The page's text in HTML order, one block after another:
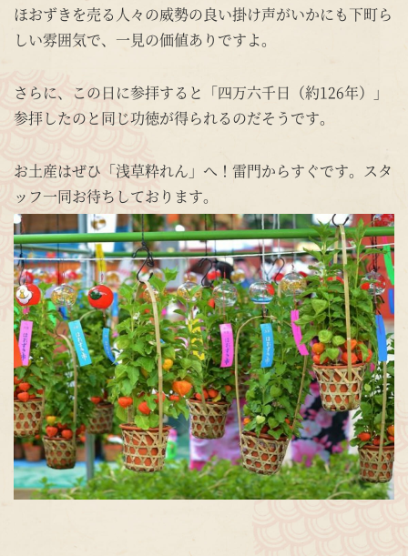
ほおずきを売る人々の威勢の良い掛け声がいかにも下町ら
しい雰囲気で、一見の価値ありですよ。
さらに、この日に参拝すると「四万六千日（約126年）」
参拝したのと同じ功徳が得られるのだそうです。
お土産はぜひ「浅草粋れん」へ！雷門からすぐです。スタ
ッフ一同お待ちしております。